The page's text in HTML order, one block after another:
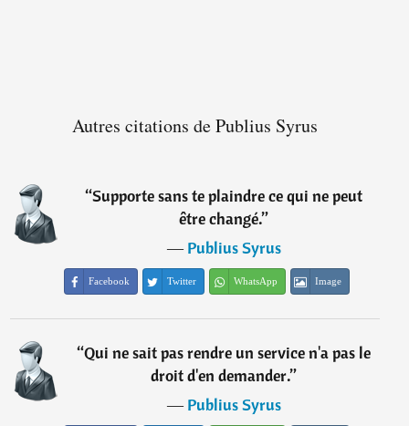
Autres citations de Publius Syrus
“Supporte sans te plaindre ce qui ne peut
être changé.”
―Publius Syrus
Facebook Twitter WhatsApp Image
“Qui ne sait pas rendre un service n'a pas le
droit d'en demander.”
―Publius Syrus